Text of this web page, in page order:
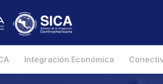
Integración Económica